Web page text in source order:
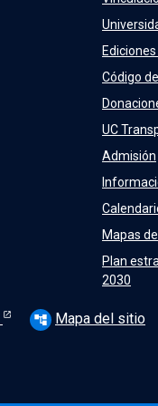
Ediciones
Código
UC
Admisión
Mapas
Plan
2030
account_tree Mapa del sitio